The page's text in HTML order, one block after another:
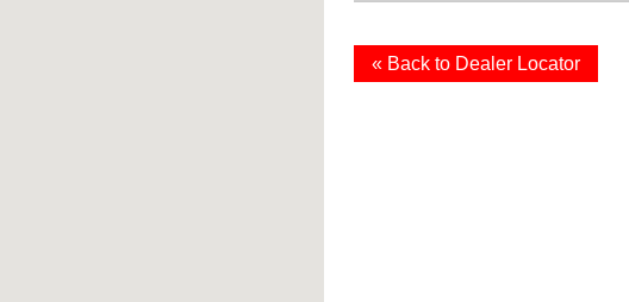
« Back to Dealer Locator